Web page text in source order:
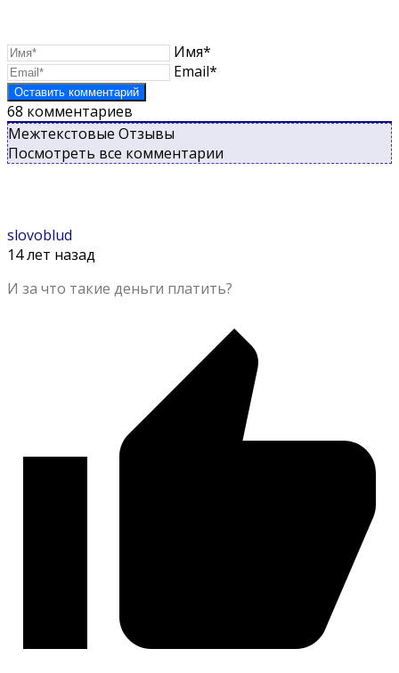
Имя*
Email*
68 комментариев
Межтекстовые Отзывы
Посмотреть все комментарии
slovoblud
14 лет назад
И за что такие деньги платить?